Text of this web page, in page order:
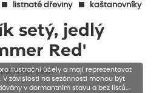
listnaté dřeviny kaštanovníky
setý, jedlý
Red'
Red'
ilustrační účely a mají reprezentovat
V závislosti na sezónnosti mohou být
v dormantním stavu a bez listů.